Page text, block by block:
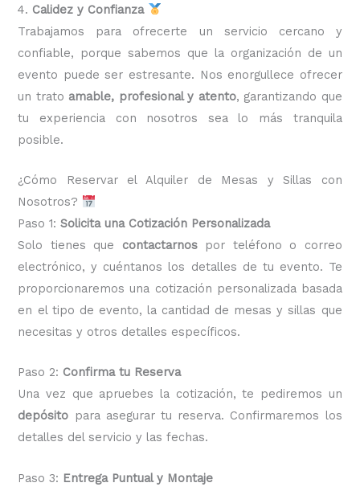
4. Calidez y Confianza
Trabajamos para ofrecerte un servicio cercano y
confiable, porque sabemos que la organización de un
evento puede ser estresante. Nos enorgullece ofrecer
un trato amable, profesional y atento, garantizando que
tu experiencia con nosotros sea lo más tranquila
posible.
¿Cómo Reservar el Alquiler de Mesas y Sillas con
Nosotros?
Paso 1:Solicita una Cotización Personalizada
Solo tienes que contactarnospor teléfono o correo
electrónico, y cuéntanos los detalles de tu evento. Te
proporcionaremos una cotización personalizada basada
en el tipo de evento, la cantidad de mesas y sillas que
necesitas y otros detalles específicos.
Paso 2: Confirma tu Reserva
Una vez que apruebes la cotización, te pediremos un
depósito para asegurar tu reserva. Confirmaremos los
detalles del servicio y las fechas.
Paso 3: Entrega Puntual y Montaje